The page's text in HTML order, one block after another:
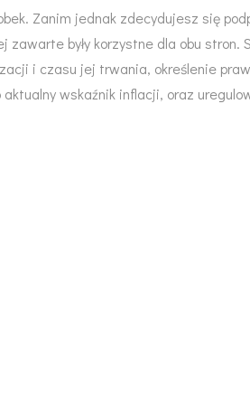
Zanim jednak zdecydujesz się
były korzystne dla obu stron.
i czasu jej trwania, określenie
wskaźnik inflacji, oraz